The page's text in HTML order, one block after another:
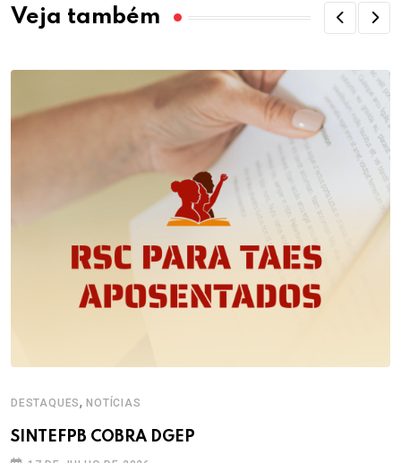
Veja também
DESTAQUES,NOTÍCIAS
SINTEFPB COBRA DGEP